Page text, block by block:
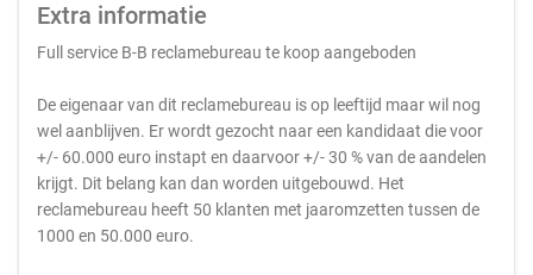
Extra informatie
Full service B-B reclamebureau te koop aangeboden
De eigenaar van dit reclamebureau is op leeftijd maar wil nog
wel aanblijven. Er wordt gezocht naar een kandidaat die voor
+/- 60.000 euro instapt en daarvoor +/- 30 % van de aandelen
krijgt. Dit belang kan dan worden uitgebouwd. Het
reclamebureau heeft 50 klanten met jaaromzetten tussen de
1000 en 50.000 euro.